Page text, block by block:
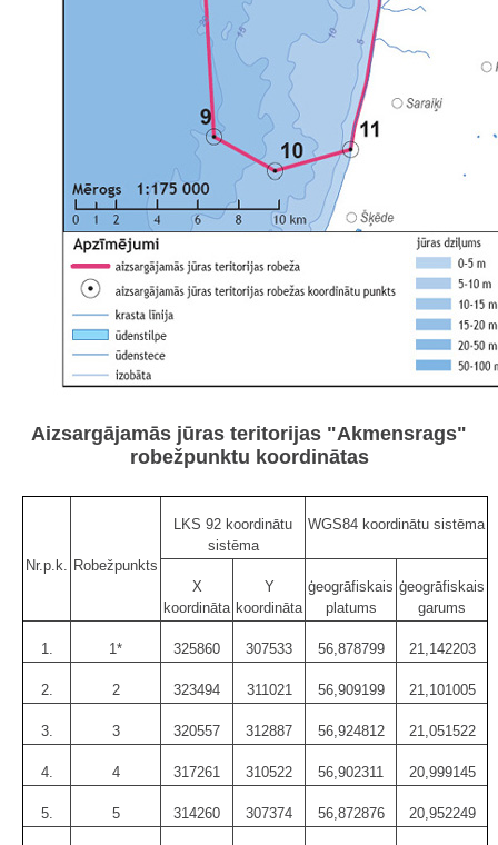
Aizsargājamās jūras teritorijas "Akmensrags"
robežpunktu koordinātas
Nr.p.k. Robežpunkts
LKS 92 koordinātu
sistēma
WGS84 koordinātu sistēma
X
koordināta
Y
koordināta
ģeogrāfiskais
platums
ģeogrāfiskais
garums
1. 1* 325860 307533 56,878799 21,142203
2. 2 323494 311021 56,909199 21,101005
3. 3 320557 312887 56,924812 21,051522
4. 4 317261 310522 56,902311 20,999145
5. 5 314260 307374 56,872876 20,952249